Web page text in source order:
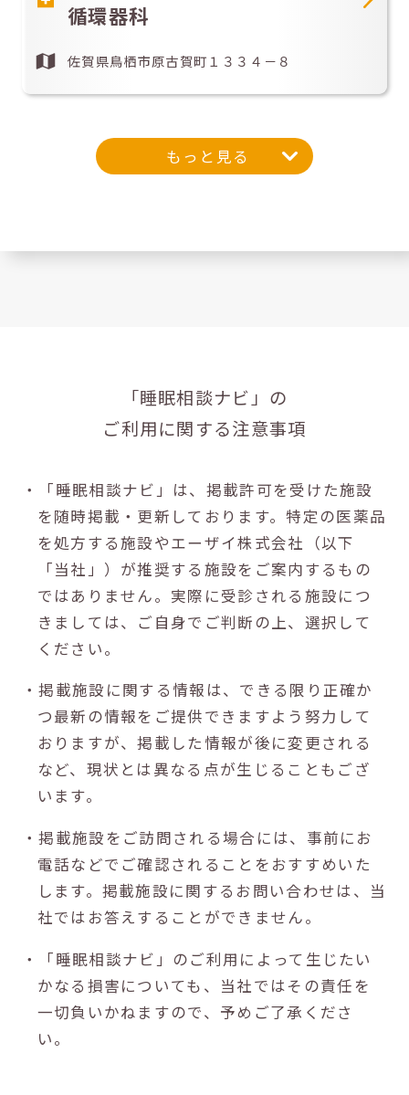
循環器科
佐賀県鳥栖市原古賀町１３３４－８
もっと見る
「睡眠相談ナビ」の
ご利用に関する注意事項
・「睡眠相談ナビ」は、掲載許可を受けた施設
を随時掲載・更新しております。特定の医薬品
を処方する施設やエーザイ株式会社（以下
「当社」）が推奨する施設をご案内するもの
ではありません。実際に受診される施設につ
きましては、ご自身でご判断の上、選択して
ください。
・掲載施設に関する情報は、できる限り正確か
つ最新の情報をご提供できますよう努力して
おりますが、掲載した情報が後に変更される
など、現状とは異なる点が生じることもござ
います。
・掲載施設をご訪問される場合には、事前にお
電話などでご確認されることをおすすめいた
します。掲載施設に関するお問い合わせは、当
社ではお答えすることができません。
・「睡眠相談ナビ」のご利用によって生じたい
かなる損害についても、当社ではその責任を
一切負いかねますので、予めご了承くださ
い。